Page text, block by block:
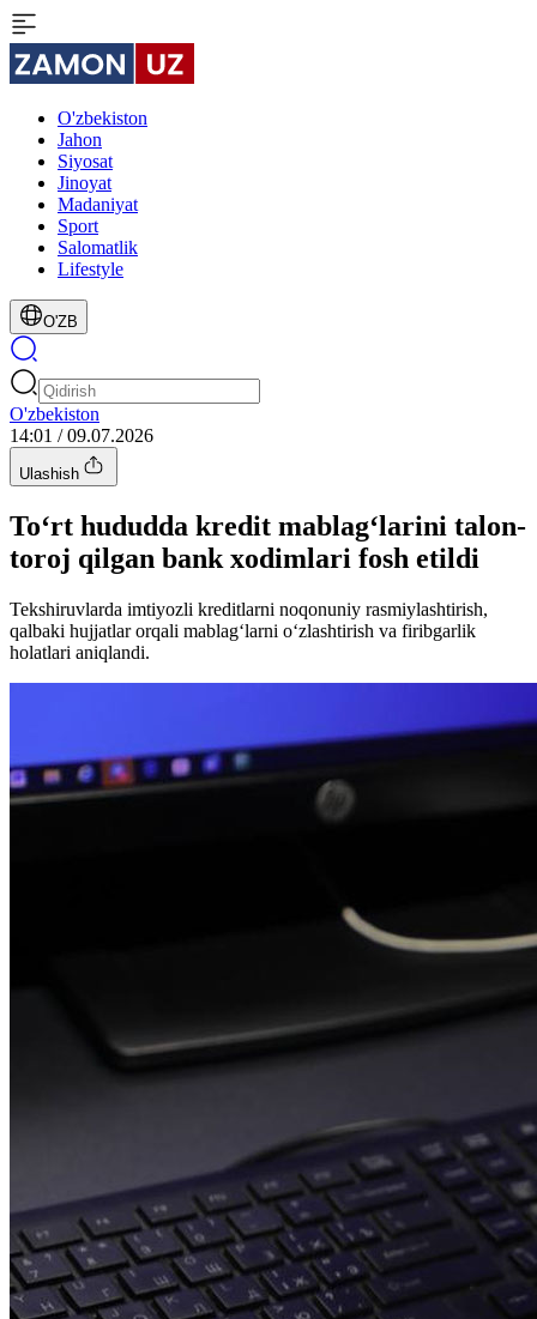
O'zbekiston
Jahon
Siyosat
Jinoyat
Madaniyat
Sport
Salomatlik
Lifestyle
O'ZB
O'zbekiston
14:01 / 09.07.2026
Ulashish
To‘rt hududda kredit mablag‘larini talon-
toroj qilgan bank xodimlari fosh etildi
Tekshiruvlarda imtiyozli kreditlarni noqonuniy rasmiylashtirish,
qalbaki hujjatlar orqali mablag‘larni o‘zlashtirish va firibgarlik
holatlari aniqlandi.